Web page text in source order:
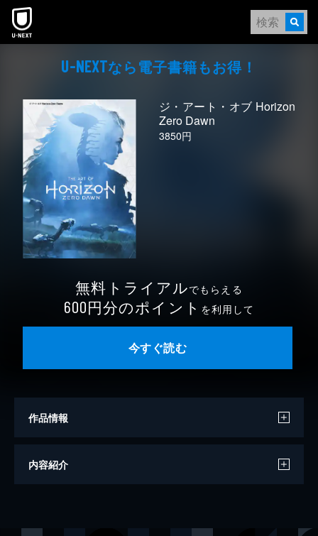
本文へスキップ
U-NEXTなら電⼦書籍もお得！
ジ・アート・オブ Horizon
Zero Dawn
3850円
無料トライアルでもらえる
600円分のポイント を利用して
今すぐ読む
作品情報
著者
内容紹介